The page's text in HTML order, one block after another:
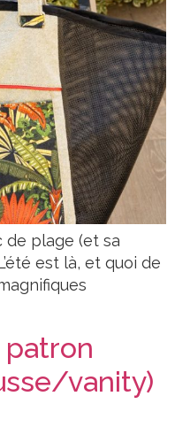
de plage (et sa
est là, et quoi de
vanity)